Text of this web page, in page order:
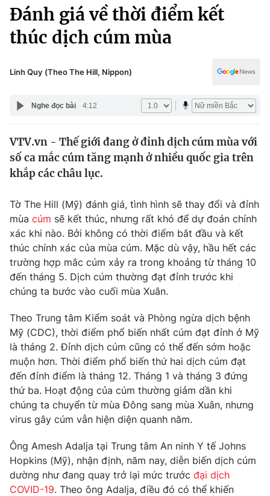
Chuyên mục
Chính trị
Pháp luật
Thế giới
Thế giới đó đây
Câu chuyện quốc tế
Kinh tế
Tài chính
Thị trường
Góc doanh nghiệp
Dữ liệu và đời sống
Truyền hình
Phim VTV
Hậu trường
Nhân vật
Khán giả
Giải sao mai
Điện ảnh
Âm nhạc
Sao
Đời sống
Du lịch
Làm đẹp
Chất lượng cuộc sống
Giáo dục
Tuyển sinh
Học trực tuyến
Công nghệ
Hitech Công nghệ tương lai
Sản phẩm
Thị trường
Giao lưu trực tuyến
Lịch phát sóng
Kinh tế
Thể thao
Truyền hình
Y tế
Công nghệ
Đánh giá về thời điểm kết
thúc dịch cúm mùa
Linh Quy (Theo The Hill, Nippon)
Nghe đọc bài 4:12
VTV.vn - Thế giới đang ở đỉnh dịch cúm mùa với
số ca mắc cúm tăng mạnh ở nhiều quốc gia trên
khắp các châu lục.
Tờ The Hill (Mỹ) đánh giá, tình hình sẽ thay đổi và đỉnh
mùa cúm sẽ kết thúc, nhưng rất khó để dự đoán chính
xác khi nào. Bởi không có thời điểm bắt đầu và kết
thúc chính xác của mùa cúm. Mặc dù vậy, hầu hết các
trường hợp mắc cúm xảy ra trong khoảng từ tháng 10
đến tháng 5. Dịch cúm thường đạt đỉnh trước khi
chúng ta bước vào cuối mùa Xuân.
Theo Trung tâm Kiểm soát và Phòng ngừa dịch bệnh
Mỹ (CDC), thời điểm phổ biến nhất cúm đạt đỉnh ở Mỹ
là tháng 2. Đỉnh dịch cúm cũng có thể đến sớm hoặc
muộn hơn. Thời điểm phổ biến thứ hai dịch cúm đạt
đến đỉnh điểm là tháng 12. Tháng 1 và tháng 3 đứng
thứ ba. Hoạt động của cúm thường giảm dần khi
chúng ta chuyển từ mùa Đông sang mùa Xuân, nhưng
virus gây cúm vẫn hiện diện quanh năm.
Ông Amesh Adalja tại Trung tâm An ninh Y tế Johns
Hopkins (Mỹ), nhận định, năm nay, diễn biến dịch cúm
dường như đang quay trở lại mức trước đại dịch
COVID-19. Theo ông Adalja, điều đó có thể khiến